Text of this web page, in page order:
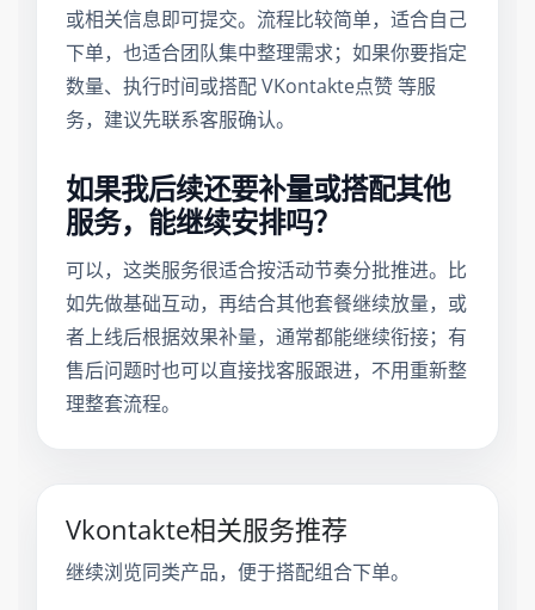
或相关信息即可提交。流程比较简单，适合自己
下单，也适合团队集中整理需求；如果你要指定
数量、执行时间或搭配 VKontakte点赞 等服
务，建议先联系客服确认。
如果我后续还要补量或搭配其他
服务，能继续安排吗？
可以，这类服务很适合按活动节奏分批推进。比
如先做基础互动，再结合其他套餐继续放量，或
者上线后根据效果补量，通常都能继续衔接；有
售后问题时也可以直接找客服跟进，不用重新整
理整套流程。
Vkontakte相关服务推荐
继续浏览同类产品，便于搭配组合下单。